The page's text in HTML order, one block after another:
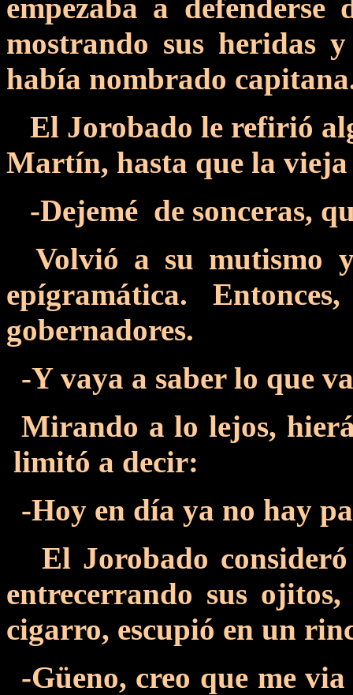
empezaba a
mostrando sus heridas
había nombrado
El Jorobado le refirió
Martín, hasta que la
-Dejemé de sonceras,
Volvió a su mutismo
epígramática.
gobernadores.
-Y vaya a saber lo que
Mirando a lo lejos,
limitó a decir:
-Hoy en día ya no hay
El Jorobado consideró
entrecerrando sus
cigarro, escupió en un
-Güeno, creo que me